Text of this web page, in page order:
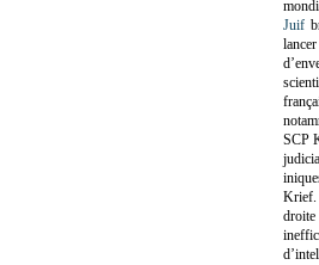
Juif
SCP
Krief.
droite